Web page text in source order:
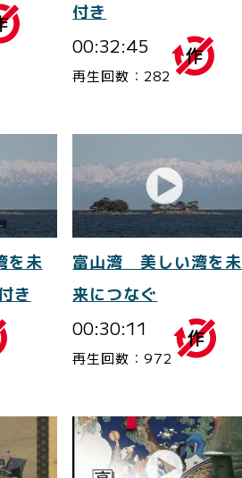
付き
00:32:45
再生回数：282
を未
き
富山湾 美しい湾を未
来につなぐ
00:30:11
再生回数：972